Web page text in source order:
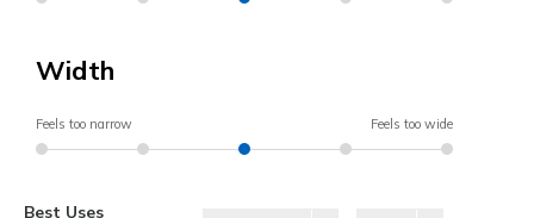
Width
Feels too narrow Feels too wide
Best Uses